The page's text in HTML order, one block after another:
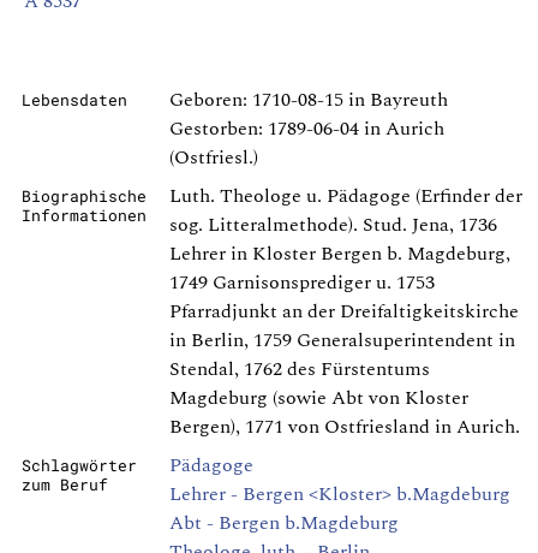
Lebensdaten
Geboren: 1710-08-15 in Bayreuth
Gestorben: 1789-06-04 in Aurich
(Ostfriesl.)
Biographische
Informationen
Luth. Theologe u. Pädagoge (Erfinder der
sog. Litteralmethode). Stud. Jena, 1736
Lehrer in Kloster Bergen b. Magdeburg,
1749 Garnisonsprediger u. 1753
Pfarradjunkt an der Dreifaltigkeitskirche
in Berlin, 1759 Generalsuperintendent in
Stendal, 1762 des Fürstentums
Magdeburg (sowie Abt von Kloster
Bergen), 1771 von Ostfriesland in Aurich.
Schlagwörter
zum Beruf
Pädagoge
Lehrer - Bergen <Kloster> b.Magdeburg
Abt - Bergen b.Magdeburg